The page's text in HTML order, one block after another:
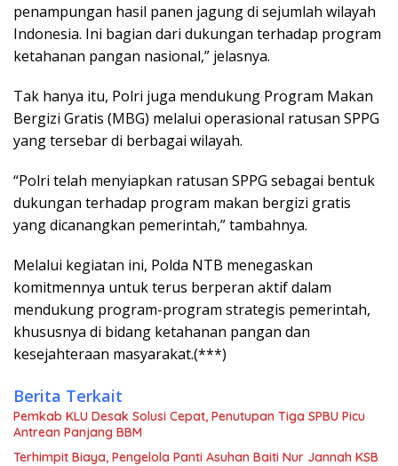
penampungan hasil panen jagung di sejumlah wilayah
Indonesia. Ini bagian dari dukungan terhadap program
ketahanan pangan nasional,” jelasnya.
Tak hanya itu, Polri juga mendukung Program Makan
Bergizi Gratis (MBG) melalui operasional ratusan SPPG
yang tersebar di berbagai wilayah.
“Polri telah menyiapkan ratusan SPPG sebagai bentuk
dukungan terhadap program makan bergizi gratis
yang dicanangkan pemerintah,” tambahnya.
Melalui kegiatan ini, Polda NTB menegaskan
komitmennya untuk terus berperan aktif dalam
mendukung program-program strategis pemerintah,
khususnya di bidang ketahanan pangan dan
kesejahteraan masyarakat.(***)
Berita Terkait
Pemkab KLU Desak Solusi Cepat, Penutupan Tiga SPBU Picu
Antrean Panjang BBM
Terhimpit Biaya, Pengelola Panti Asuhan Baiti Nur Jannah KSB